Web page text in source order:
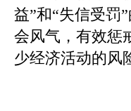
益”和“失信受罚
会风气，有效惩
少经济活动的风